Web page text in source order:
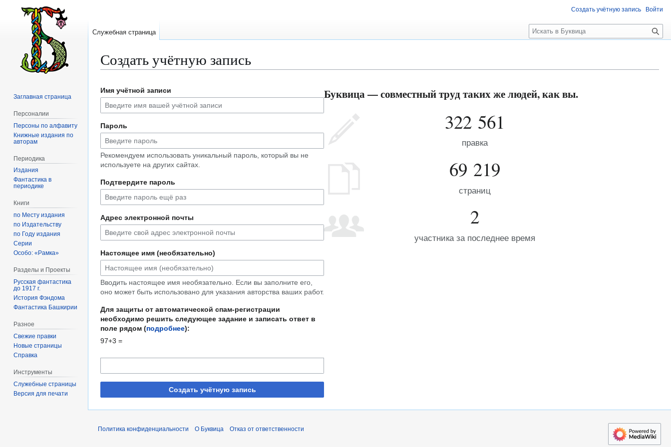
Создать учётную запись
к
навигации
к
поиску
Имя учётной записи
Пароль
Рекомендуем использовать уникальный пароль, который вы не
используете на других сайтах.
Подтвердите пароль
Адрес электронной почты
Настоящее имя (необязательно)
Вводить настоящее имя необязательно. Если вы заполните его,
оно может быть использовано для указания авторства ваших работ.
Для защиты от автоматической спам-регистрации
необходимо решить следующее задание и записать ответ в
поле рядом (подробнее):
97+3 =
Создать учётную запись
Буквица — совместный труд таких же людей, как вы.
322 561
правка
69 219
страниц
2
участника за последнее время
Создать учётную запись Войти
Служебная страница
П
о
к
Заглавная страница
Персоналии
Персоны по алфавиту
Книжные издания по
авторам
Периодика
Издания
Фантастика в
периодике
Книги
по Месту издания
по Издательству
по Году издания
Серии
Особо: «Рамка»
Разделы и Проекты
Русская фантастика
до 1917 г.
История Фэндома
Фантастика Башкирии
Разное
Свежие правки
Новые страницы
Справка
Инструменты
Служебные страницы
Версия для печати
Политика конфиденциальности О Буквица Отказ от ответственности